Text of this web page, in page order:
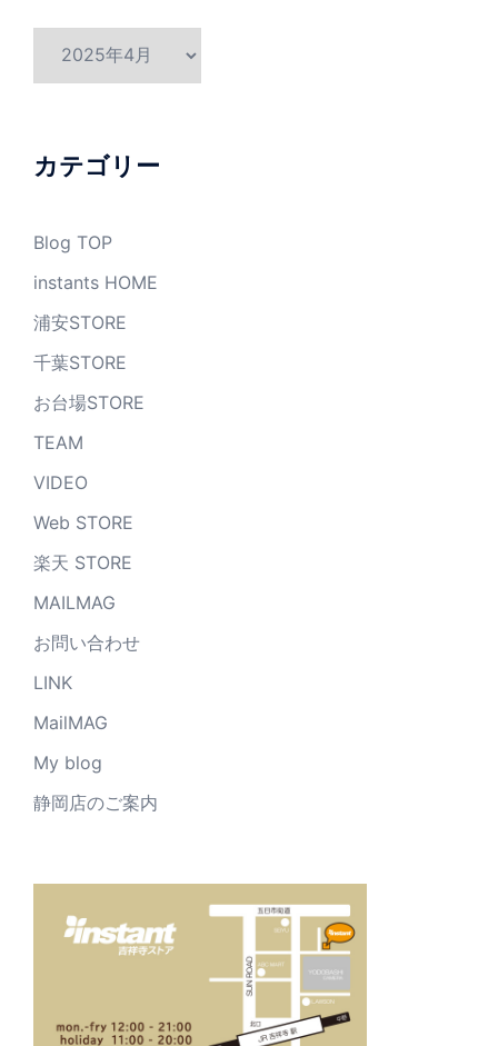
ブ
カテゴリー
Blog TOP
instants HOME
浦安STORE
千葉STORE
お台場STORE
TEAM
VIDEO
Web STORE
楽天 STORE
MAILMAG
お問い合わせ
LINK
MailMAG
My blog
静岡店のご案内